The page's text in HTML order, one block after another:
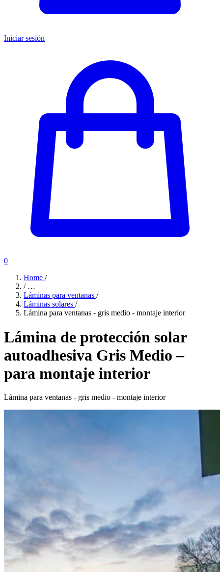
Iniciar sesión
0
Home /
/ …
Láminas para ventanas /
Láminas solares /
Lámina para ventanas - gris medio - montaje interior
Lámina de protección solar
autoadhesiva Gris Medio –
para montaje interior
Lámina para ventanas - gris medio - montaje interior